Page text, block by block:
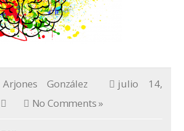
González
julio 14,
No Comments »